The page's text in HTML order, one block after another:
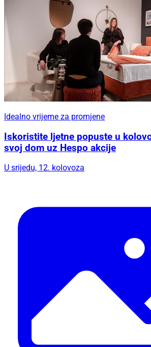
Idealno vrijeme za promjene
Iskoristite ljetne popuste u
svoj dom uz Hespo akcije
U srijedu, 12. kolovoza